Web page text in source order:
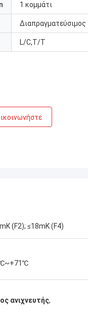
1 κομμάτι
Διαπραγματεύσιμος
L/C,T/T
(F2); ≤18mK (F4)
ανιχνευτής,